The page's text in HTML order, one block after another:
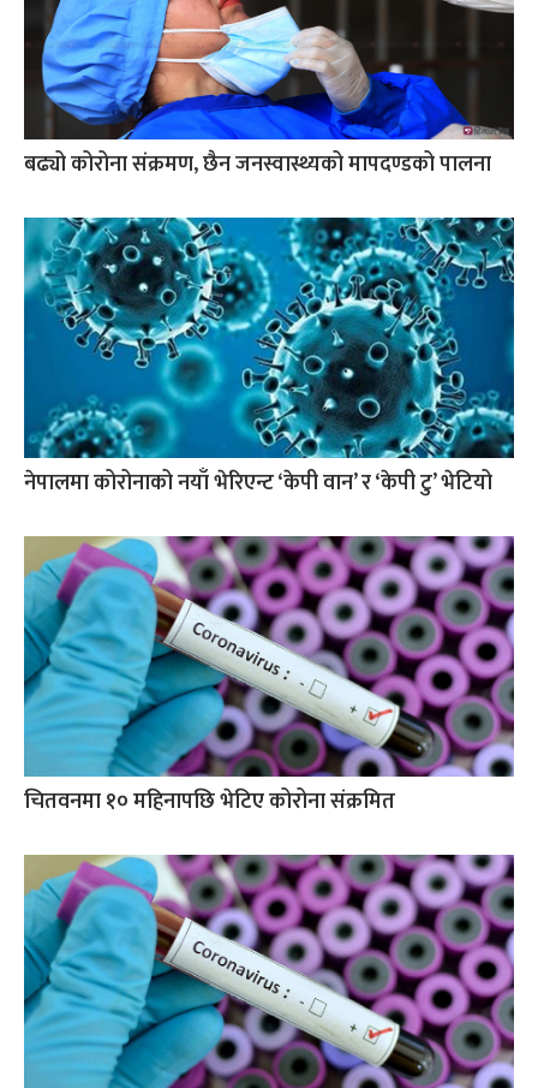
बढ्यो कोरोना संक्रमण, छैन जनस्वास्थ्यको मापदण्डको पालना
नेपालमा कोरोनाको नयाँ भेरिएन्ट ‘केपी वान’ र ‘केपी टु’ भेटियो
चितवनमा १० महिनापछि भेटिए कोरोना संक्रमित